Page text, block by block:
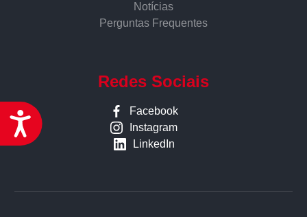
Acessibilidade
Notícias
Perguntas Frequentes
Redes Sociais
Facebook
Instagram
LinkedIn